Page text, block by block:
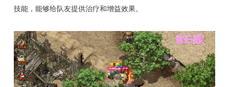
技能，能够给队友提供治疗和增益效果。